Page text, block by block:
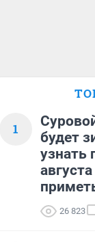
1
будет
узнать
26 823